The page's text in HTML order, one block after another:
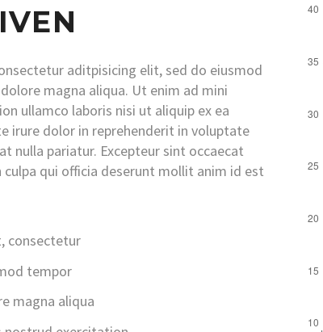
aditpisicing elit, sed do eiusmod
magna aliqua. Ut enim ad mini
ullamco laboris nisi ut aliquip ex ea
irure dolor in reprehenderit in voluptate
nulla pariatur. Excepteur sint occaecat
qui officia deserunt mollit anim id est
consectetur
tempor
magna aliqua